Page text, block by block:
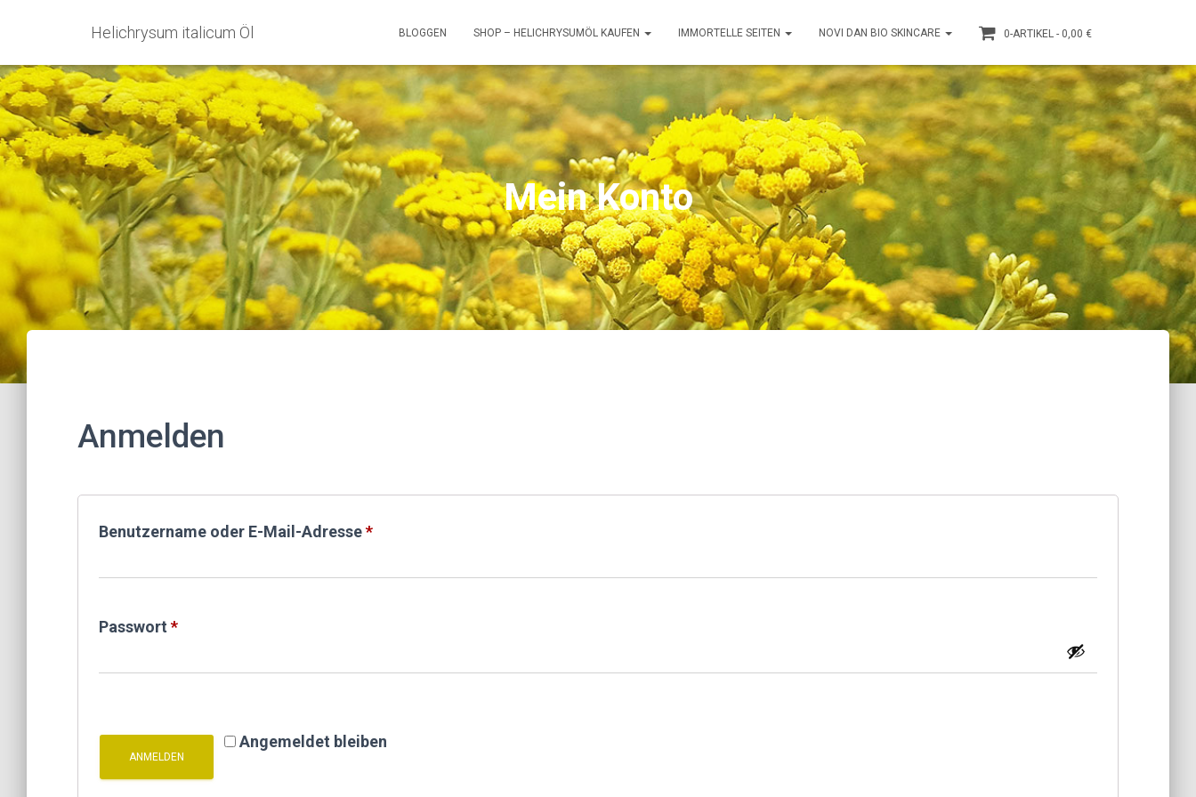
Helichrysum italicum Öl BLOGGEN SHOP – HELICHRYSUMÖL KAUFEN IMMORTELLE SEITEN NOVI DAN BIO SKINCARE 0-ARTIKEL 0,00 €
Mein Konto
Anmelden
Benutzername oder E-Mail-Adresse*Erforderlich
Passwort *Erforderlich
Angemeldet bleiben
ANMELDEN